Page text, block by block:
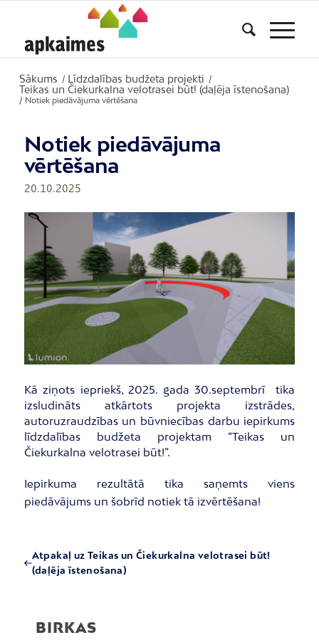
Sākums / Līdzdalības budžeta projekti /
Teikas un Čiekurkalna velotrasei būt! (daļēja īstenošana)
/ Notiek piedāvājuma vērtēšana
Notiek piedāvājuma
vērtēšana
20.10.2025
Kā ziņots iepriekš, 2025. gada 30.septembrī tika
izsludināts atkārtots projekta izstrādes,
autoruzraudzības un būvniecības darbu iepirkums
līdzdalības budžeta projektam “Teikas un
Čiekurkalna velotrasei būt!”.
Iepirkuma rezultātā tika saņemts viens
piedāvājums un šobrīd notiek tā izvērtēšana!
Atpakaļ uz Teikas un Čiekurkalna velotrasei būt!
(daļēja īstenošana)
BIRKAS